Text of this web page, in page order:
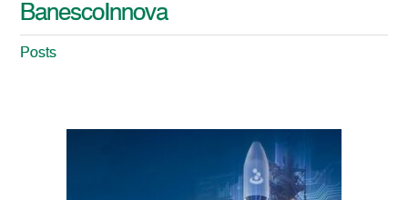
BanescoInnova
Posts